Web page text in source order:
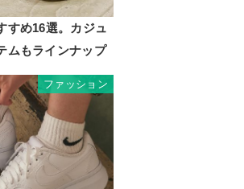
すめ16選。カジュ
ムもラインナップ
ファッション